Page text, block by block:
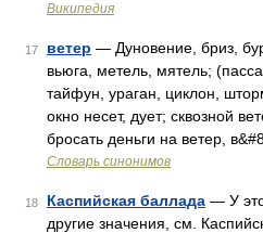
Википедия
17 ветер — Дуновение, бриз,
вьюга, метель, мятель;
тайфун, ураган, циклон,
окно несет, дует; сквозной
бросать деньги на ветер,
Словарь синонимов
18 Каспийская баллада — У
другие значения, см.